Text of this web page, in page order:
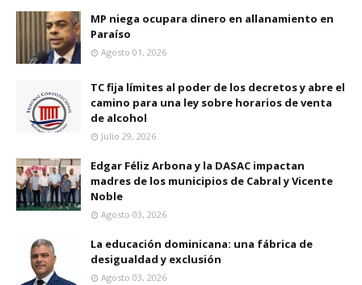
MP niega ocupara dinero en allanamiento en
Paraíso
Agosto 01, 2026
TC fija límites al poder de los decretos y abre el
camino para una ley sobre horarios de venta
de alcohol
Julio 29, 2026
Edgar Féliz Arbona y la DASAC impactan
madres de los municipios de Cabral y Vicente
Noble
Agosto 03, 2026
La educación dominicana: una fábrica de
desigualdad y exclusión
Agosto 03, 2026